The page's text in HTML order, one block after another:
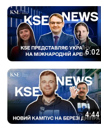
6:02
4:44